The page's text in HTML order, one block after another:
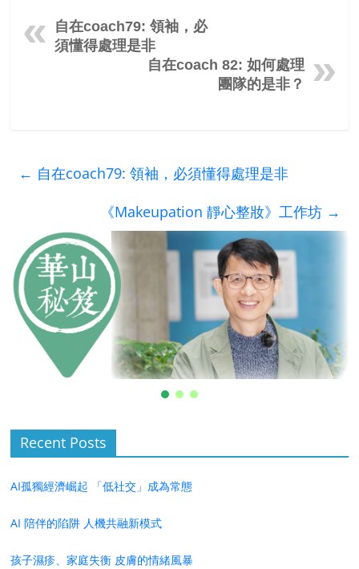
自在coach79: 領袖，必
須懂得處理是非
自在coach 82: 如何處理
團隊的是非？
← 自在coach79: 領袖，必須懂得處理是非
《Makeupation 靜心整妝》工作坊 →
Recent Posts
AI孤獨經濟崛起 「低社交」成為常態
AI 陪伴的陷阱 人機共融新模式
孩子濕疹、家庭失衡 皮膚的情緒風暴